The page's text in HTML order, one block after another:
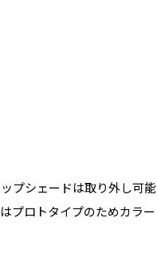
プシェードは取り外し可能
プロトタイプのためカラー